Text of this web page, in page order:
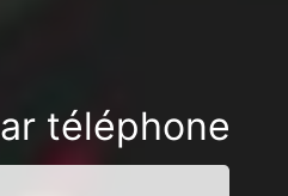
téléphone